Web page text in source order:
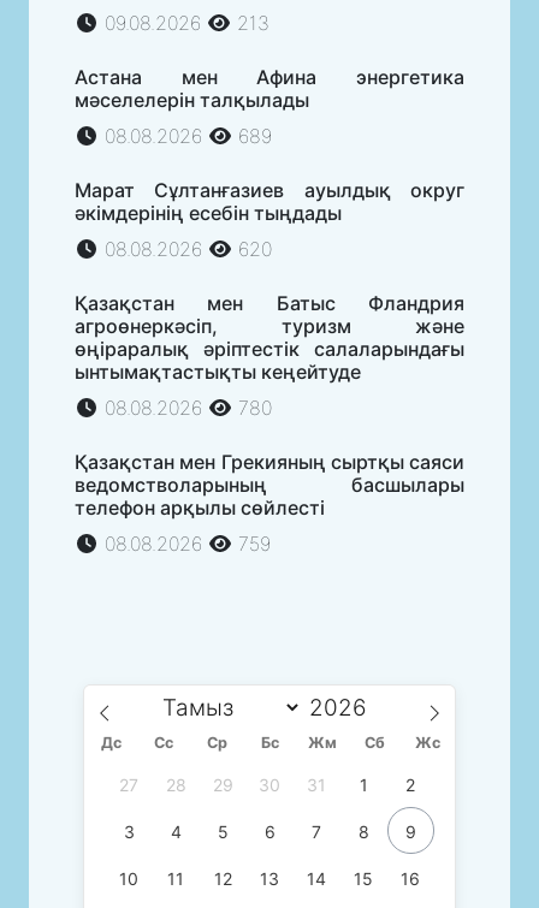
09.08.2026
213
Астана мен Афина энергетика
мәселелерін талқылады
08.08.2026
689
Марат Сұлтанғазиев ауылдық округ
әкімдерінің есебін тыңдады
08.08.2026
620
Қазақстан мен Батыс Фландрия
агроөнеркәсіп, туризм және
өңіраралық әріптестік салаларындағы
ынтымақтастықты кеңейтуде
08.08.2026
780
Қазақстан мен Грекияның сыртқы саяси
ведомстволарының басшылары
телефон арқылы сөйлесті
08.08.2026
759
Дс Сc Ср Бс Жм Сб Жс
27 28 29 30 31 1 2
3 4 5 6 7 8 9
10 11 12 13 14 15 16